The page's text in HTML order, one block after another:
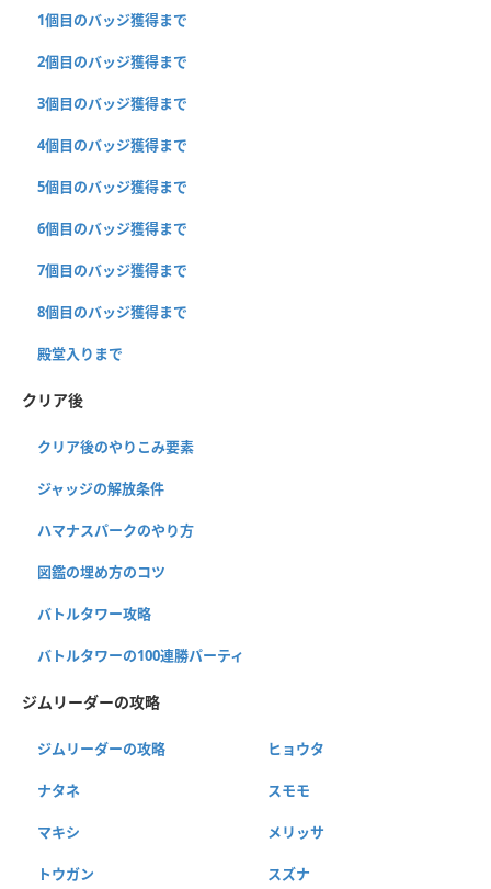
1個目のバッジ獲得まで
2個目のバッジ獲得まで
3個目のバッジ獲得まで
4個目のバッジ獲得まで
5個目のバッジ獲得まで
6個目のバッジ獲得まで
7個目のバッジ獲得まで
8個目のバッジ獲得まで
殿堂入りまで
クリア後
クリア後のやりこみ要素
ジャッジの解放条件
ハマナスパークのやり方
図鑑の埋め方のコツ
バトルタワー攻略
バトルタワーの100連勝パーティ
ジムリーダーの攻略
ジムリーダーの攻略 ヒョウタ
ナタネ スモモ
マキシ メリッサ
トウガン スズナ